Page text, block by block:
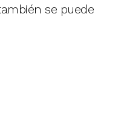
se puede